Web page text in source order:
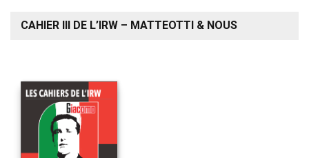
CAHIER III DE L’IRW – MATTEOTTI & NOUS